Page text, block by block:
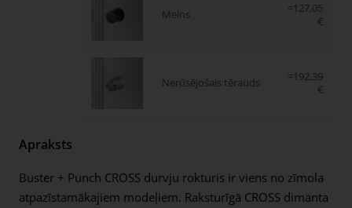
Melns
=127,05
€
Nerūsējošais tērauds
=192,39
€
Apraksts
Buster + Punch CROSS durvju rokturis ir viens no zīmola
atpazīstamākajiem modeļiem. Raksturīgā CROSS dimanta